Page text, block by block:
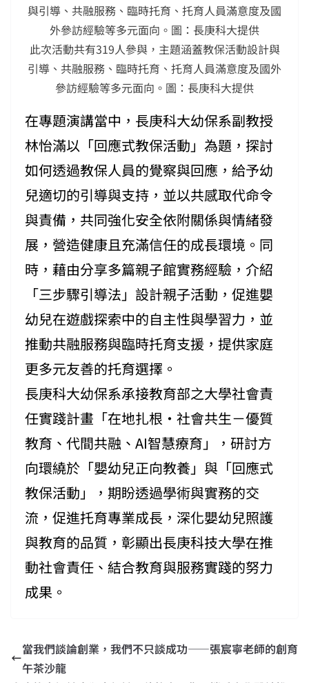
此次活動共有319人參與，主題涵蓋教保活動設計與
引導、共融服務、臨時托育、托育人員滿意度及國外
參訪經驗等多元面向。圖：長庚科大提供
在專題演講當中，長庚科大幼保系副教授
林怡滿以「回應式教保活動」為題，探討
如何透過教保人員的覺察與回應，給予幼
兒適切的引導與支持，並以共感取代命令
與責備，共同強化安全依附關係與情緒發
展，營造健康且充滿信任的成長環境。同
時，藉由分享多篇親子館實務經驗，介紹
「三步驟引導法」設計親子活動，促進嬰
幼兒在遊戲探索中的自主性與學習力，並
推動共融服務與臨時托育支援，提供家庭
更多元友善的托育選擇。
長庚科大幼保系承接教育部之大學社會責
任實踐計畫「在地扎根・社會共生－優質
教育、代間共融、AI智慧療育」，研討方
向環繞於「嬰幼兒正向教養」與「回應式
教保活動」，期盼透過學術與實務的交
流，促進托育專業成長，深化嬰幼兒照護
與教育的品質，彰顯出長庚科技大學在推
動社會責任、結合教育與服務實踐的努力
成果。
當我們談論創業，我們不只談成功——張宸寧老師的創育
午茶沙龍